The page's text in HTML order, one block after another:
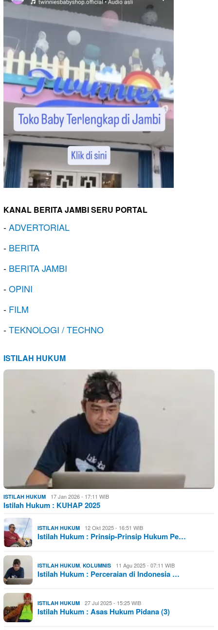
KANAL BERITA JAMBI SERU PORTAL
-ADVERTORIAL
- BERITA
- BERITA JAMBI
-OPINI
- FILM
-TEKNOLOGI / TECHNO
ISTILAH HUKUM
ISTILAH HUKUM 17 Jan 2026 - 17:11 WIB
Istilah Hukum : KUHAP 2025
ISTILAH HUKUM 12 Okt 2025 - 16:51 WIB
Istilah Hukum : Prinsip-Prinsip Hukum Pe…
ISTILAH HUKUM, KOLUMNIS 11 Agu 2025 - 07:11 WIB
Istilah Hukum : Perceraian di Indonesia …
ISTILAH HUKUM 27 Jul 2025 - 15:25 WIB
Istilah Hukum : Asas Hukum Pidana (3)